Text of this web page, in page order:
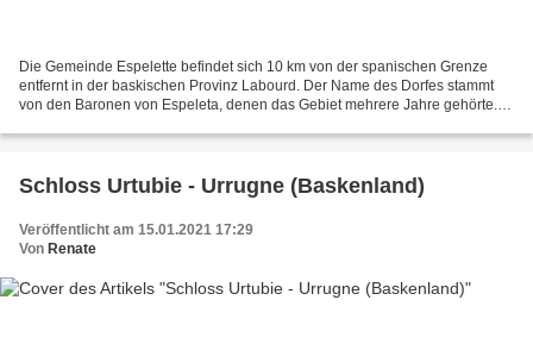
Die Gemeinde Espelette befindet sich 10 km von der spanischen Grenze
entfernt in der baskischen Provinz Labourd. Der Name des Dorfes stammt
von den Baronen von Espeleta, denen das Gebiet mehrere Jahre gehörte.
Schloss Urtubie - Urrugne (Baskenland)
Veröffentlicht am 15.01.2021 17:29
Von Renate